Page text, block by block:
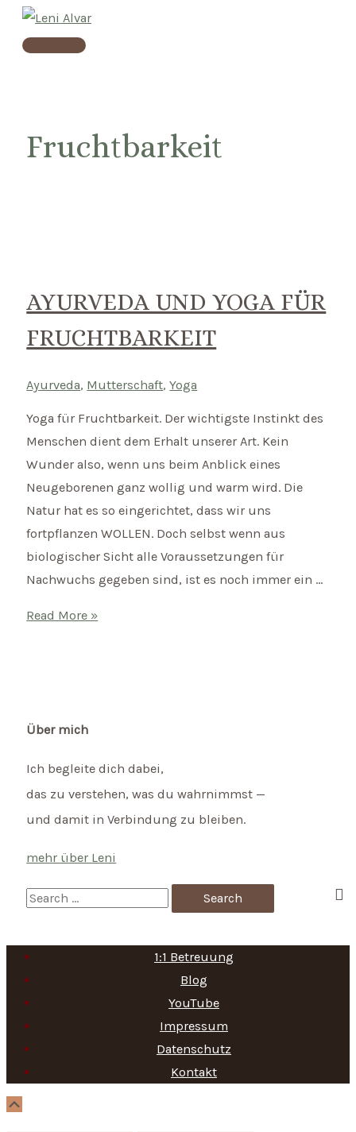
Skip
Main
Fruchtbarkeit
AYURVEDA UND YOGA FÜR
FRUCHTBARKEIT
Ayurveda, Mutterschaft,Yoga
Yoga für Fruchtbarkeit. Der wichtigste Instinkt des
Menschen dient dem Erhalt unserer Art. Kein
Wunder also, wenn uns beim Anblick eines
Neugeborenen ganz wollig und warm wird. Die
Natur hat es so eingerichtet, dass wir uns
fortpflanzen WOLLEN. Doch selbst wenn aus
biologischer Sicht alle Voraussetzungen für
Nachwuchs gegeben sind, ist es noch immer ein …
Ayurveda
Read More »
Über mich
Ich begleite dich dabei,
das zu verstehen, was du wahrnimmst —
und damit in Verbindung zu bleiben.
mehr über Leni
S
a
h
f
o
1:1 Betreuung
Blog
YouTube
Impressum
Datenschutz
Kontakt